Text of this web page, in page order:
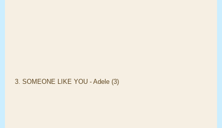
3. SOMEONE LIKE YOU - Adele (3)